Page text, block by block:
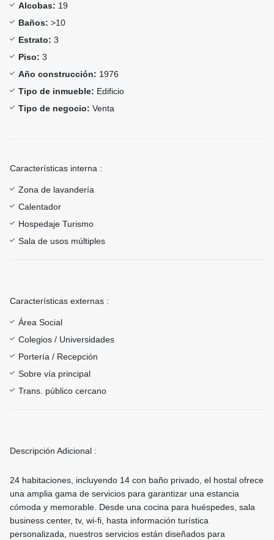
Alcobas: 19
Baños: >10
Estrato: 3
Piso: 3
Año construcción: 1976
Tipo de inmueble: Edificio
Tipo de negocio: Venta
Características interna :
Zona de lavandería
Calentador
Hospedaje Turismo
Sala de usos múltiples
Características externas :
Área Social
Colegios / Universidades
Portería / Recepción
Sobre vía principal
Trans. público cercano
Descripción Adicional :
24 habitaciones, incluyendo 14 con baño privado, el hostal ofrece
una amplia gama de servicios para garantizar una estancia
cómoda y memorable. Desde una cocina para huéspedes, sala
business center, tv, wi-fi, hasta información turística
personalizada, nuestros servicios están diseñados para